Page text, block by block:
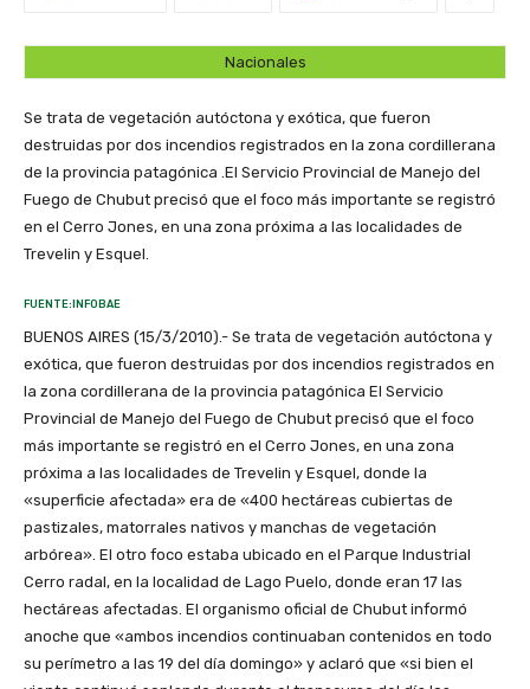
Nacionales
Se trata de vegetación autóctona y exótica, que fueron
destruidas por dos incendios registrados en la zona cordillerana
de la provincia patagónica .El Servicio Provincial de Manejo del
Fuego de Chubut precisó que el foco más importante se registró
en el Cerro Jones, en una zona próxima a las localidades de
Trevelin y Esquel.
FUENTE:INFOBAE
BUENOS AIRES (15/3/2010).- Se trata de vegetación autóctona y
exótica, que fueron destruidas por dos incendios registrados en
la zona cordillerana de la provincia patagónica El Servicio
Provincial de Manejo del Fuego de Chubut precisó que el foco
más importante se registró en el Cerro Jones, en una zona
próxima a las localidades de Trevelin y Esquel, donde la
«superficie afectada» era de «400 hectáreas cubiertas de
pastizales, matorrales nativos y manchas de vegetación
arbórea». El otro foco estaba ubicado en el Parque Industrial
Cerro radal, en la localidad de Lago Puelo, donde eran 17 las
hectáreas afectadas. El organismo oficial de Chubut informó
anoche que «ambos incendios continuaban contenidos en todo
su perímetro a las 19 del día domingo» y aclaró que «si bien el